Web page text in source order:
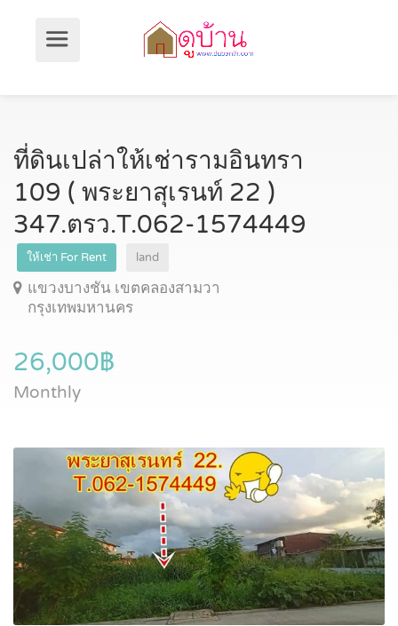
ที่ดินเปล่าให้เช่ารามอินทรา
109 ( พระยาสุเรนท์ 22 )
347.ตรว.T.062-1574449
ให้เช่า For Rent land
แขวงบางชัน เขตคลองสามวา
กรุงเทพมหานคร
26,000฿
Monthly